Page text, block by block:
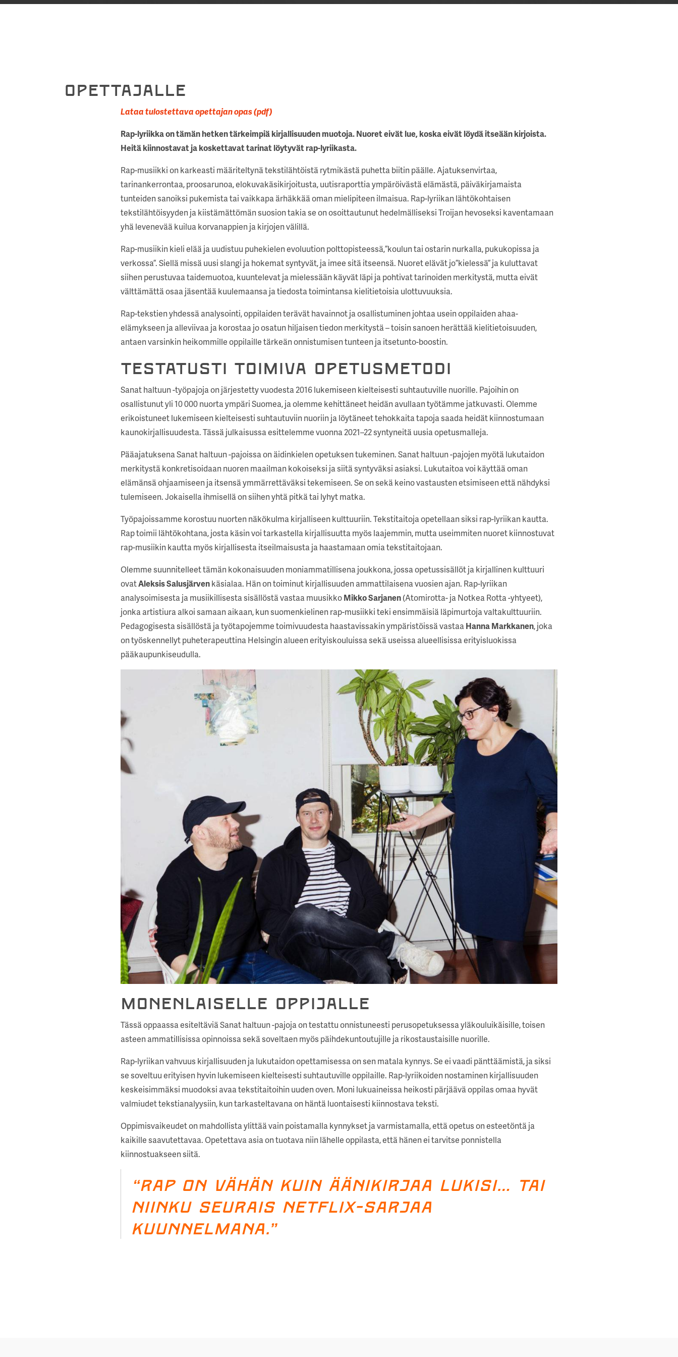
OPETTAJALLE
Lataa tulostettava opettajan opas (pdf)
Rap-lyriikka on tämän hetken tärkeimpiä kirjallisuuden muotoja. Nuoret eivät lue, koska eivät löydä itseään kirjoista.
Heitä kiinnostavat ja koskettavat tarinat löytyvät rap-lyriikasta.
Rap-musiikki on karkeasti määriteltynä tekstilähtöistä rytmikästä puhetta biitin päälle. Ajatuksenvirtaa,
tarinankerrontaa, proosarunoa, elokuvakäsikirjoitusta, uutisraporttia ympäröivästä elämästä, päiväkirjamaista
tunteiden sanoiksi pukemista tai vaikkapa ärhäkkää oman mielipiteen ilmaisua. Rap-lyriikan lähtökohtaisen
tekstilähtöisyyden ja kiistämättömän suosion takia se on osoittautunut hedelmälliseksi Troijan hevoseksi kaventamaan
yhä levenevää kuilua korvanappien ja kirjojen välillä.
Rap-musiikin kieli elää ja uudistuu puhekielen evoluution polttopisteessä, ”koulun tai ostarin nurkalla, pukukopissa ja
verkossa”. Siellä missä uusi slangi ja hokemat syntyvät, ja imee sitä itseensä. Nuoret elävät jo ”kielessä” ja kuluttavat
siihen perustuvaa taidemuotoa, kuuntelevat ja mielessään käyvät läpi ja pohtivat tarinoiden merkitystä, mutta eivät
välttämättä osaa jäsentää kuulemaansa ja tiedosta toimintansa kielitietoisia ulottuvuuksia.
Rap-tekstien yhdessä analysointi, oppilaiden terävät havainnot ja osallistuminen johtaa usein oppilaiden ahaa-
elämykseen ja alleviivaa ja korostaa jo osatun hiljaisen tiedon merkitystä – toisin sanoen herättää kielitietoisuuden,
antaen varsinkin heikommille oppilaille tärkeän onnistumisen tunteen ja itsetunto-boostin.
Testatusti toimiva opetusmetodi
Sanat haltuun -työpajoja on järjestetty vuodesta 2016 lukemiseen kielteisesti suhtautuville nuorille. Pajoihin on
osallistunut yli 10 000 nuorta ympäri Suomea, ja olemme kehittäneet heidän avullaan työtämme jatkuvasti. Olemme
erikoistuneet lukemiseen kielteisesti suhtautuviin nuoriin ja löytäneet tehokkaita tapoja saada heidät kiinnostumaan
kaunokirjallisuudesta. Tässä julkaisussa esittelemme vuonna 2021–22 syntyneitä uusia opetusmalleja.
Pääajatuksena Sanat haltuun -pajoissa on äidinkielen opetuksen tukeminen. Sanat haltuun -pajojen myötä lukutaidon
merkitystä konkretisoidaan nuoren maailman kokoiseksi ja siitä syntyväksi asiaksi. Lukutaitoa voi käyttää oman
elämänsä ohjaamiseen ja itsensä ymmärrettäväksi tekemiseen. Se on sekä keino vastausten etsimiseen että nähdyksi
tulemiseen. Jokaisella ihmisellä on siihen yhtä pitkä tai lyhyt matka.
Työpajoissamme korostuu nuorten näkökulma kirjalliseen kulttuuriin. Tekstitaitoja opetellaan siksi rap-lyriikan kautta.
Rap toimii lähtökohtana, josta käsin voi tarkastella kirjallisuutta myös laajemmin, mutta useimmiten nuoret kiinnostuvat
rap-musiikin kautta myös kirjallisesta itseilmaisusta ja haastamaan omia tekstitaitojaan.
Olemme suunnitelleet tämän kokonaisuuden moniammatillisena joukkona, jossa opetussisällöt ja kirjallinen kulttuuri
ovatAleksis Salusjärvenkäsialaa. Hän on toiminut kirjallisuuden ammattilaisena vuosien ajan. Rap-lyriikan
analysoimisesta ja musiikillisesta sisällöstä vastaa muusikkoMikko Sarjanen(Atomirotta- ja Notkea Rotta -yhtyeet),
jonka artistiura alkoi samaan aikaan, kun suomenkielinen rap-musiikki teki ensimmäisiä läpimurtoja valtakulttuuriin.
Pedagogisesta sisällöstä ja työtapojemme toimivuudesta haastavissakin ympäristöissä vastaaHanna Markkanen, joka
on työskennellyt puheterapeuttina Helsingin alueen erityiskouluissa sekä useissa alueellisissa erityisluokissa
pääkaupunkiseudulla.
Monenlaiselle oppijalle
Tässä oppaassa esiteltäviä Sanat haltuun -pajoja on testattu onnistuneesti perusopetuksessa yläkouluikäisille, toisen
asteen ammatillisissa opinnoissa sekä soveltaen myös päihdekuntoutujille ja rikostaustaisille nuorille.
Rap-lyriikan vahvuus kirjallisuuden ja lukutaidon opettamisessa on sen matala kynnys. Se ei vaadi pänttäämistä, ja siksi
se soveltuu erityisen hyvin lukemiseen kielteisesti suhtautuville oppilaille. Rap-lyriikoiden nostaminen kirjallisuuden
keskeisimmäksi muodoksi avaa tekstitaitoihin uuden oven. Moni lukuaineissa heikosti pärjäävä oppilas omaa hyvät
valmiudet tekstianalyysiin, kun tarkasteltavana on häntä luontaisesti kiinnostava teksti.
Oppimisvaikeudet on mahdollista ylittää vain poistamalla kynnykset ja varmistamalla, että opetus on esteetöntä ja
kaikille saavutettavaa. Opetettava asia on tuotava niin lähelle oppilasta, että hänen ei tarvitse ponnistella
kiinnostuakseen siitä.
“Rap on vähän kuin äänikirjaa lukisi… tai
niinku seurais Netflix-sarjaa
kuunnelmana.”